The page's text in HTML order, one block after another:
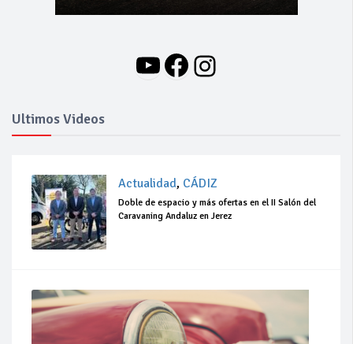
YouTube
Facebook
Instagram
Ultimos Videos
Actualidad, CÁDIZ
Doble de espacio y más ofertas en el II Salón del
Caravaning Andaluz en Jerez